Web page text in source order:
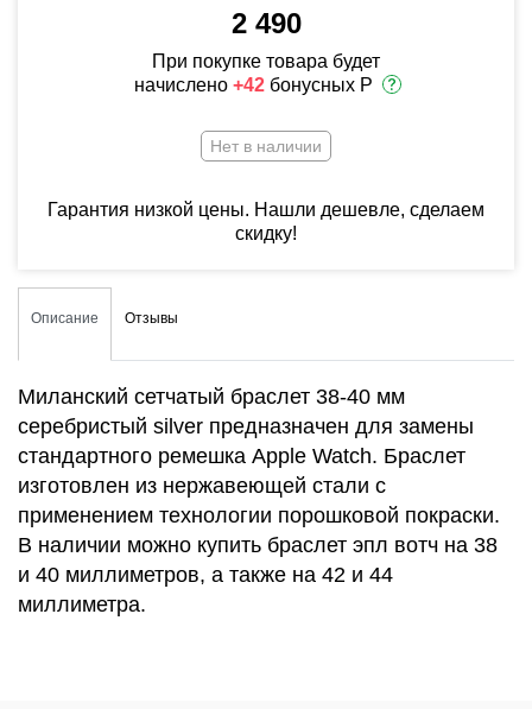
2 490
При покупке товара будет
начислено +42бонусных Р
Нет в наличии
Гарантия низкой цены. Нашли дешевле, сделаем
скидку!
Описание Отзывы
Миланский сетчатый браслет 38-40 мм
серебристый silver предназначен для замены
стандартного ремешка Apple Watch. Браслет
изготовлен из нержавеющей стали с
применением технологии порошковой покраски.
В наличии можно купить браслет эпл вотч на 38
и 40 миллиметров, а также на 42 и 44
миллиметра.